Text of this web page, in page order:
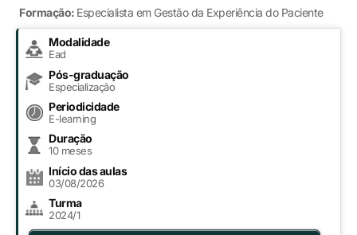
Formação: Especialista em Gestão da Experiência do Paciente
Modalidade
Ead
Pós-graduação
Especialização
Periodicidade
E-learning
Duração
10 meses
Início das aulas
03/08/2026
Turma
2024/1